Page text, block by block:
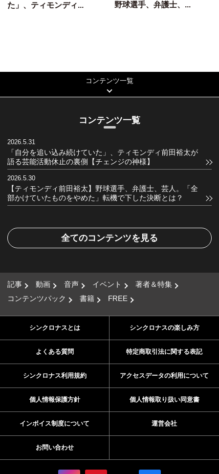
た」、ティモンディ...
野球選手、弁護士、...
コンテンツ一覧
コンテンツ一覧
2026.5.31
「自分を追い込み続けていた」、ティモンディ前田裕太が
語る芸能活動休止の裏側【チェンジの神様】
2026.5.30
【ティモンディ前田裕太】野球選手、弁護士、芸人。「全
部かけていたものをやめた」転機で下した決断とは？
全てのコンテンツを見る
記事 動画 音声 イベント
著者＆特集
コンテンツパック
書籍 FREE
シンクロナスとは シンクロナスの楽しみ方
よくある質問 特定商取引法に関する表記
シンクロナス利用規約 アクセスデータの利用について
個人情報保護方針 個人情報取り扱い同意書
インボイス制度について 運営会社
お問い合わせ